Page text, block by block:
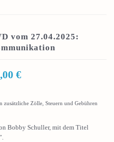
vom 27.04.2025:
€
Zölle, Steuern und Gebühren
Bobby Schuller, mit dem Titel